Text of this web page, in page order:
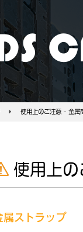
使用上のご注意 – 金属
使用上
属ストラップ